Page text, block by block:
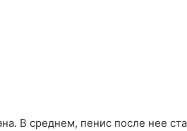
В среднем, пенис после нее